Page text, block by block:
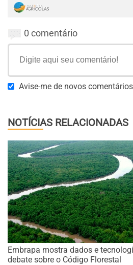
0 comentário
Avise-me de novos comentários
NOTÍCIAS RELACIONADAS
Embrapa mostra dados e
debate sobre o Código Florestal